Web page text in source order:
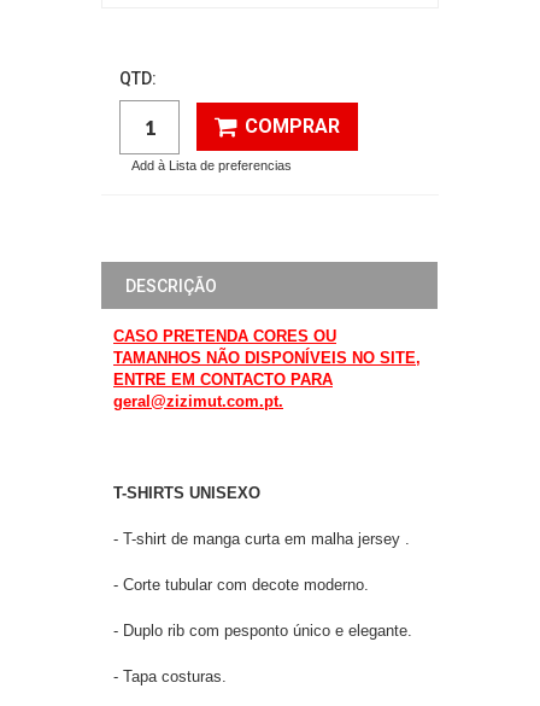
QTD:
COMPRAR
Add à Lista de preferencias
DESCRIÇÃO
CASO PRETENDA CORES OU
TAMANHOS NÃO DISPONÍVEIS NO SITE,
ENTRE EM CONTACTO PARA
geral@zizimut.com.pt.
T-SHIRTS UNISEXO
- T-shirt de manga curta em malha jersey .
- Corte tubular com decote moderno.
- Duplo rib com pesponto único e elegante.
- Tapa costuras.